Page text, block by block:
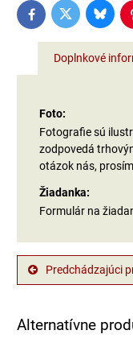
FacebookTwitter
Doplnkové
Foto:
Fotografie sú
zodpovedá
otázok nás,
Žiadanka:
Formulár na
Predchádzajúci
Alternatívne